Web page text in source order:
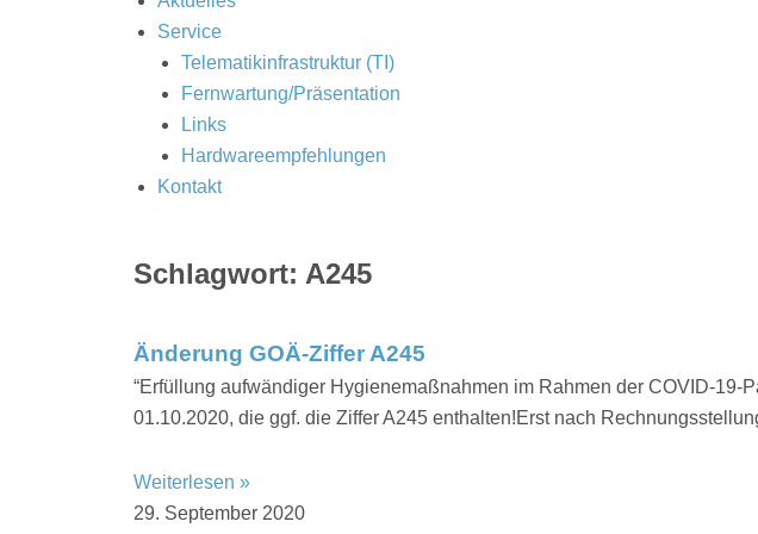
Service
Telematikinfrastruktur (TI)
Fernwartung/Präsentation
Links
Hardwareempfehlungen
Kontakt
Schlagwort: A245
Änderung GOÄ-Ziffer A245
“Erfüllung aufwändiger Hygienemaßnahmen im Rahmen der COVID-
01.10.2020, die ggf. die Ziffer A245 enthalten!Erst nach
Weiterlesen »
29. September 2020